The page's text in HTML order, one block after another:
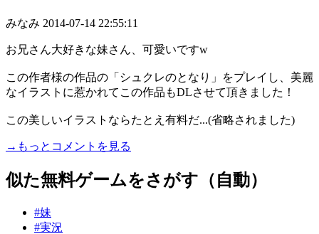
みなみ 2014-07-14 22:55:11
お兄さん大好きな妹さん、可愛いですw
この作者様の作品の「シュクレのとなり」をプレイし、美麗
なイラストに惹かれてこの作品もDLさせて頂きました！
この美しいイラストならたとえ有料だ...(省略されました)
→もっとコメントを見る
似た無料ゲームをさがす（自動）
#妹
#実況